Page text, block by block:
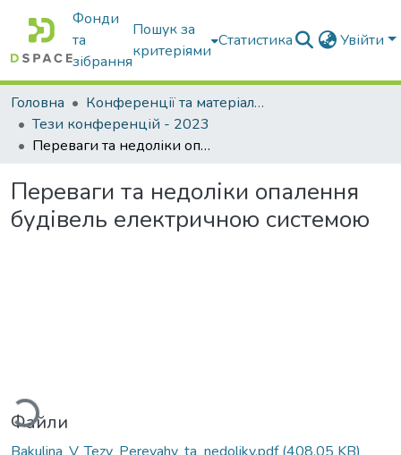
Фонди
та
зібрання
Пошук за
критеріями
Статистика Увійти
Головна
Конференції та матеріали конференцій
Тези конференцій - 2023
Переваги та недоліки опалення будівель електричною системою
Переваги та недоліки опалення
будівель електричною системою
Файли